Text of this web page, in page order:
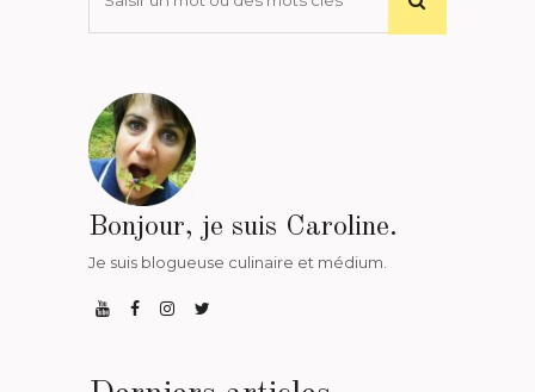
Bonjour, je suis Caroline.
Je suis blogueuse culinaire et médium.